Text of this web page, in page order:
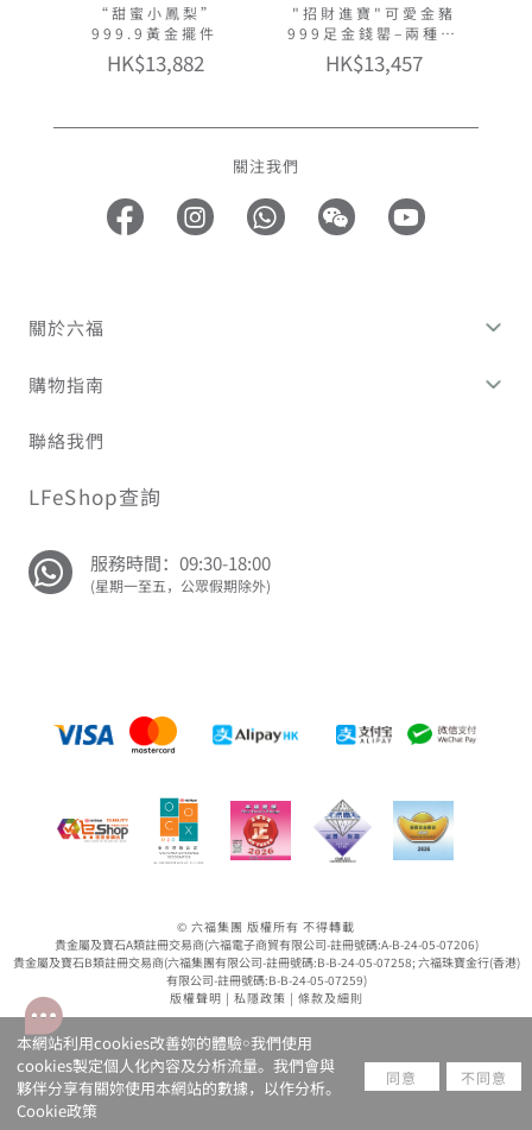
“甜蜜小鳳梨”
999.9黃金擺件
HK$13,882
"招財進寶"可愛金豬
999足金錢罌–兩種大
小選擇
HK$13,457
關注我們
關於六福
購物指南
聯絡我們
LFeShop查詢
服務時間：09:30-18:00
(星期一至五，公眾假期除外)
© 六福集團 版權所有 不得轉載
貴金屬及寶石A類註冊交易商(六福電子商貿有限公司-註冊號碼:A-B-24-05-07206)
貴金屬及寶石B類註冊交易商(六福集團有限公司-註冊號碼:B-B-24-05-07258; 六福珠寶金行(香港)
有限公司-註冊號碼:B-B-24-05-07259)
版權聲明 | 私隱政策 | 條款及細則
本網站利用cookies改善妳的體驗￮我們使用
cookies製定個人化內容及分析流量。我們會與
夥伴分享有關妳使用本網站的數據，以作分析。
Cookie政策
同意 不同意